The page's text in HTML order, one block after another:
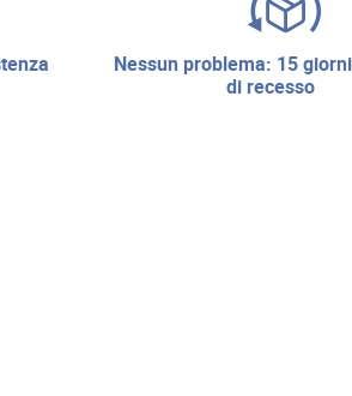
nessun problema: 15 giorni di diritto
di recesso